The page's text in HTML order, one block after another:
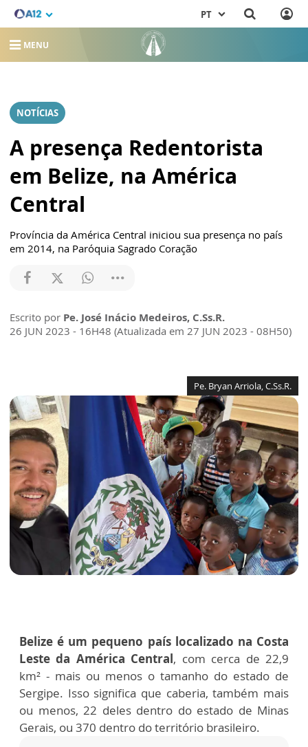
PT
MENU
NOTÍCIAS
A presença Redentorista
em Belize, na América
Central
Província da América Central iniciou sua presença no país
em 2014, na Paróquia Sagrado Coração
Escrito por Pe. José Inácio Medeiros, C.Ss.R.
26 JUN 2023 - 16H48 (Atualizada em 27 JUN 2023 - 08H50)
Pe. Bryan Arriola, C.Ss.R.
Belize é um pequeno país localizado na Costa
Leste da América Central, com cerca de 22,9
km² - mais ou menos o tamanho do estado de
Sergipe. Isso significa que caberia, também mais
ou menos, 22 deles dentro do estado de Minas
Gerais, ou 370 dentro do território brasileiro.